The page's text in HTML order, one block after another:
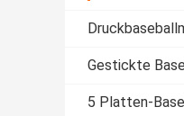
Gestickte
5 Platten-